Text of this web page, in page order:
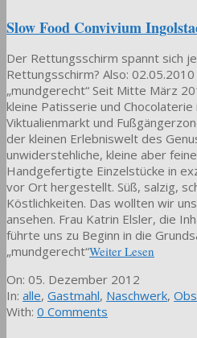
Slow Food Convivium
Der Rettungsschirm spannt sich
Rettungsschirm? Also:
„mundgerecht“ Seit Mitte März
kleine Patisserie und
Viktualienmarkt und
der kleinen Erlebniswelt des
unwiderstehliche, kleine aber
Handgefertigte Einzelstücke in
vor Ort hergestellt. Süß, salzig,
Köstlichkeiten. Das wollten wir
ansehen. Frau Katrin Elsler, die
führte uns zu Beginn in die
„mundgerecht“Weiter Lesen
2012-
12-
05
On: 05. Dezember 2012
In: alle, Gastmahl, Naschwerk,
With: 0 Comments